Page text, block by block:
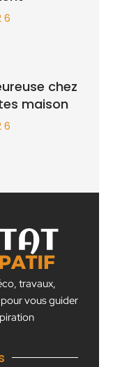
chez
maison
travaux,
vous guider